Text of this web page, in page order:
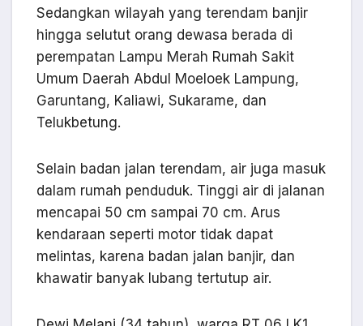
Sedangkan wilayah yang terendam banjir
hingga selutut orang dewasa berada di
perempatan Lampu Merah Rumah Sakit
Umum Daerah Abdul Moeloek Lampung,
Garuntang, Kaliawi, Sukarame, dan
Telukbetung.
Selain badan jalan terendam, air juga masuk
dalam rumah penduduk. Tinggi air di jalanan
mencapai 50 cm sampai 70 cm. Arus
kendaraan seperti motor tidak dapat
melintas, karena badan jalan banjir, dan
khawatir banyak lubang tertutup air.